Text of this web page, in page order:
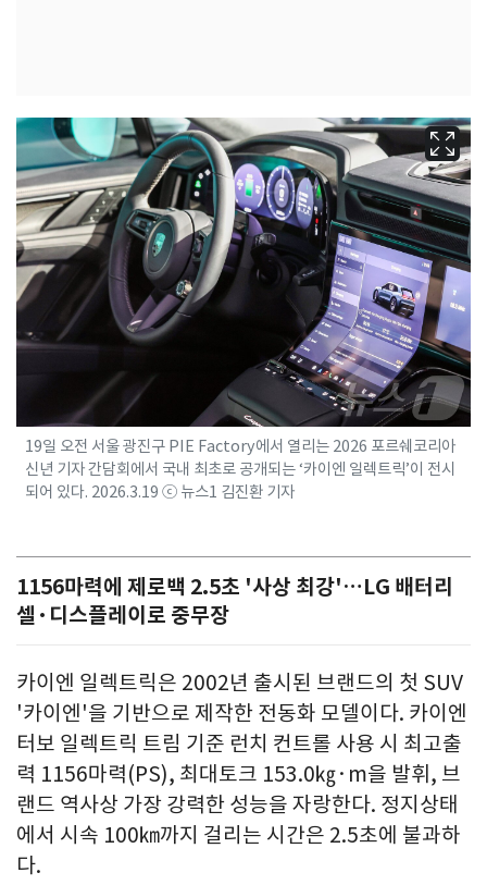
19일 오전 서울 광진구 PIE Factory에서 열리는 2026 포르쉐코리아
신년 기자 간담회에서 국내 최초로 공개되는 ‘카이엔 일렉트릭’이 전시
되어 있다. 2026.3.19 ⓒ 뉴스1 김진환 기자
1156마력에 제로백 2.5초 '사상 최강'…LG 배터리
셀·디스플레이로 중무장
카이엔 일렉트릭은 2002년 출시된 브랜드의 첫 SUV
'카이엔'을 기반으로 제작한 전동화 모델이다. 카이엔
터보 일렉트릭 트림 기준 런치 컨트롤 사용 시 최고출
력 1156마력(PS), 최대토크 153.0㎏·m을 발휘, 브
랜드 역사상 가장 강력한 성능을 자랑한다. 정지상태
에서 시속 100㎞까지 걸리는 시간은 2.5초에 불과하
다.